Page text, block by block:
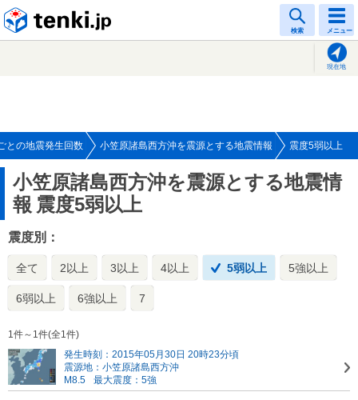
検索 メニュー
現在地
との地震発生回数 小笠原諸島西方沖を震源とする地震情報 震度5弱以上
小笠原諸島西方沖を震源とする地震情
報 震度5弱以上
震度別：
全て 2以上 3以上 4以上 5弱以上 5強以上
6弱以上 6強以上 7
1件～1件(全1件)
発生時刻：2015年05月30日 20時23分頃
震源地：小笠原諸島西方沖
M8.5
最大震度：5強